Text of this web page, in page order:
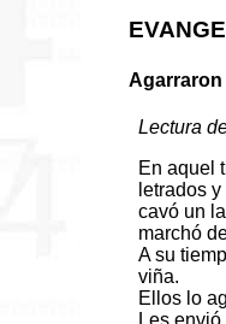
Agarraron
Lectura
En aquel
letrados
cavó un
marchó
A su
viña.
Ellos lo
Les